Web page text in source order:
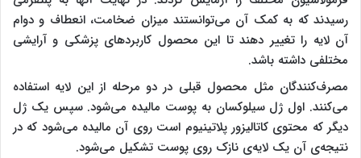
رسیدند که به کمک آن می‌توانستند میزان ضخامت، انعطاف و دوام
آن لایه را تغییر دهند تا این محصول کاربردهای پزشکی و آرایشی
مختلفی داشته باشد.
مصرف‌کنندگان مثل محصول قبلی در دو مرحله از این لایه استفاده
می‌کنند. اول ژل سیلوکسان به پوست مالیده می‌شود. سپس یک ژل
دیگر که محتوی کاتالیزور پلاتینیوم است روی آن مالیده می‌شود که در
نتیجه‌ی آن یک لایه‌ی نازک روی پوست تشکیل می‌شود.